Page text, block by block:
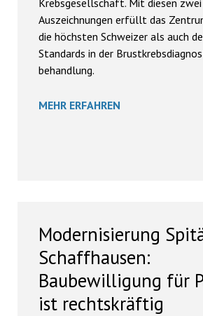
Krebsgesellschaft. Mit diesen zwei
Auszeichnungen erfüllt das
die höchsten Schweizer als auch
Standards in der
behandlung.
MEHR ERFAHREN
Modernisierung
Schaffhausen:
Baubewilligung für
ist rechtskräftig